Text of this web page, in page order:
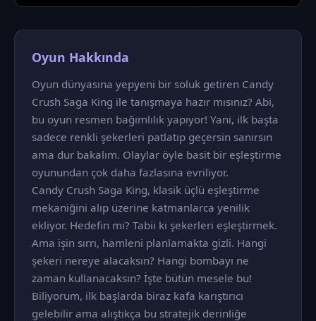
Oyun Hakkında
Oyun dünyasına yepyeni bir soluk getiren Candy
Crush Saga King ile tanışmaya hazır mısınız? Abi,
bu oyun resmen bağımlılık yapıyor! Yani, ilk başta
sadece renkli şekerleri patlatıp geçersin sanırsın
ama dur bakalım. Olaylar öyle basit bir eşleştirme
oyunundan çok daha fazlasına evriliyor.
Candy Crush Saga King, klasik üçlü eşleştirme
mekaniğini alıp üzerine katmanlarca yenilik
ekliyor. Hedefin mi? Tabii ki şekerleri eşleştirmek.
Ama işin sırrı, hamleni planlamakta gizli. Hangi
şekeri nereye alacaksın? Hangi bombayı ne
zaman kullanacaksın? İşte bütün mesele bu!
Biliyorum, ilk başlarda biraz kafa karıştırıcı
gelebilir ama alıştıkça bu stratejik derinliğe